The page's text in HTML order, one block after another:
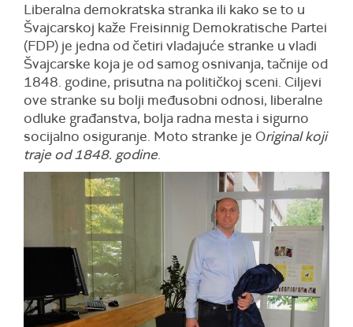
Liberalna demokratska stranka ili kako se to u
Švajcarskoj kaže Freisinnig Demokratische Partei
(FDP) je jedna od četiri vladajuće stranke u vladi
Švajcarske koja je od samog osnivanja, tačnije od
1848. godine, prisutna na političkoj sceni. Ciljevi
ove stranke su bolji međusobni odnosi, liberalne
odluke građanstva, bolja radna mesta i sigurno
socijalno osiguranje. Moto stranke je Original koji
traje od 1848. godine.